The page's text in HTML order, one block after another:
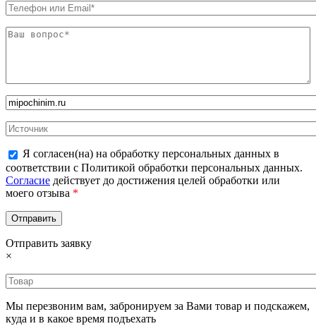
Я согласен(на) на обработку персональных данных в
соответствии с Политикой обработки персональных данных.
Согласие действует до достижения целей обработки или
моего отзыва *
Отправить заявку
×
Мы перезвоним вам, забронируем за Вами товар и подскажем,
куда и в какое время подъехать